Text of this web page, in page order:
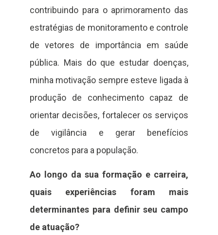
contribuindo para o aprimoramento das
estratégias de monitoramento e controle
de vetores de importância em saúde
pública. Mais do que estudar doenças,
minha motivação sempre esteve ligada à
produção de conhecimento capaz de
orientar decisões, fortalecer os serviços
de vigilância e gerar benefícios
concretos para a população.
Ao longo da sua formação e carreira,
quais experiências foram mais
determinantes para definir seu campo
de atuação?